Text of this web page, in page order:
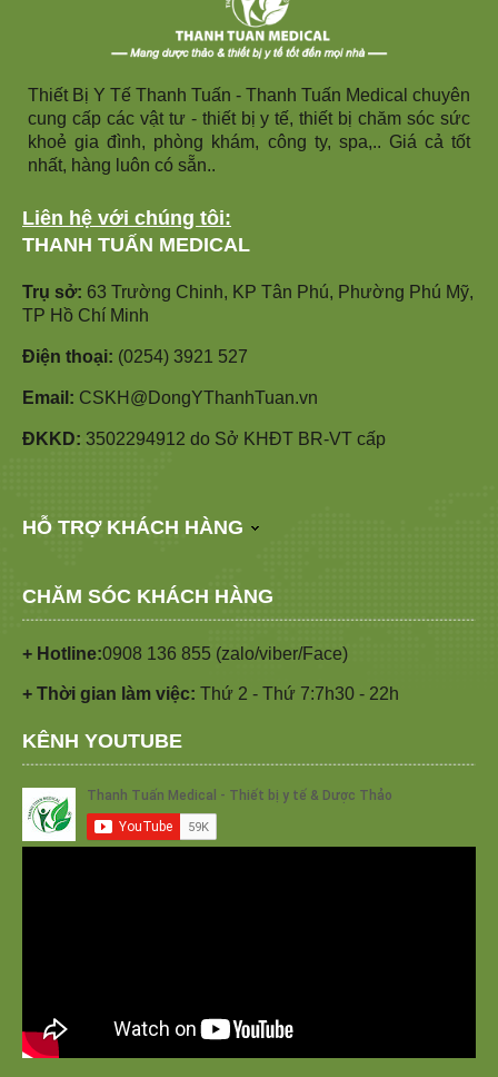
Thiết Bị Y Tế Thanh Tuấn - Thanh Tuấn Medical chuyên
cung cấp các vật tư - thiết bị y tế, thiết bị chăm sóc sức
khoẻ gia đình, phòng khám, công ty, spa,.. Giá cả tốt
nhất, hàng luôn có sẵn..
Liên hệ với chúng tôi:
THANH TUẤN MEDICAL
Trụ sở: 63 Trường Chinh, KP Tân Phú, Phường Phú Mỹ,
TP Hồ Chí Minh
Điện thoại: (0254) 3921 527
Email: CSKH@DongYThanhTuan.vn
ĐKKD: 3502294912 do Sở KHĐT BR-VT cấp
HỖ TRỢ KHÁCH HÀNG
CHĂM SÓC KHÁCH HÀNG
+ Hotline:0908 136 855 (zalo/viber/Face)
+ Thời gian làm việc: Thứ 2 - Thứ 7:7h30 - 22h
KÊNH YOUTUBE